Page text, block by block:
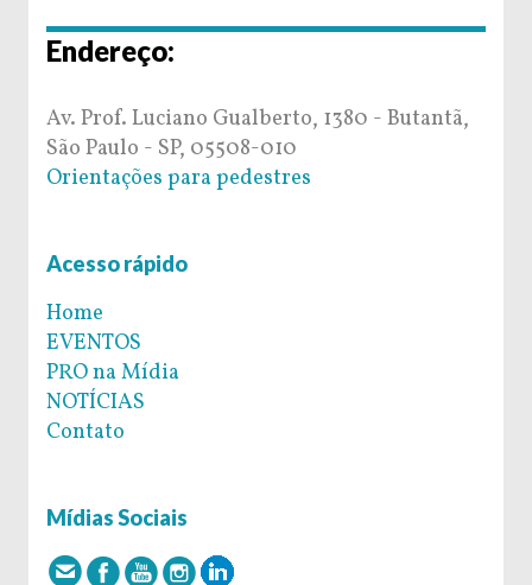
Endereço:
Av. Prof. Luciano Gualberto, 1380 - Butantã,
São Paulo - SP, 05508-010
Orientações para pedestres
Acesso rápido
Home
EVENTOS
PRO na Mídia
NOTÍCIAS
Contato
Mídias Sociais